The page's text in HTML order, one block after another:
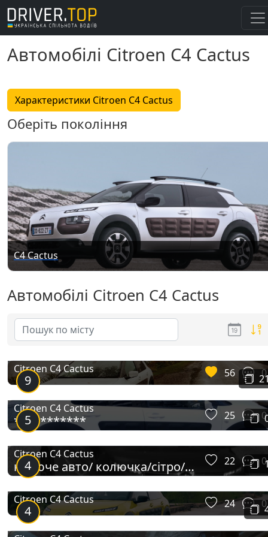
Автомобілі Citroen C4 Cactus
Характеристики Citroen C4 Cactus
Оберіть покоління
C4 Cactus
Автомобілі Citroen C4 Cactus
9
Citroen C4 Cactus 56 0
5
Citroen C4 Cactus
*********** 25 0
4
Citroen C4 Cactus
колюче авто/ колючка/сітро/
дракон/сітроенчик
22 0
4
Citroen C4 Cactus 24 0